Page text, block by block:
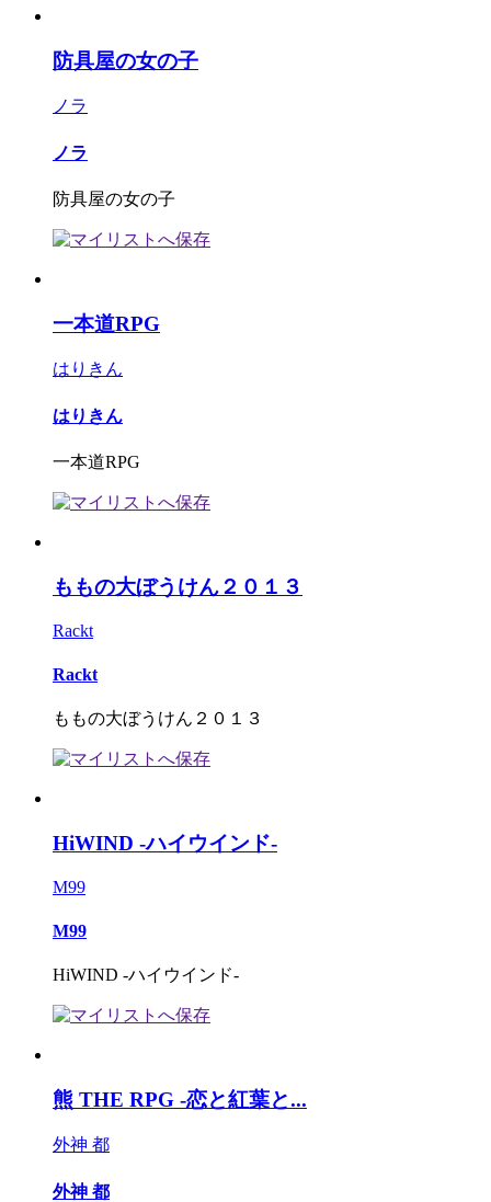
防具屋の女の子
ノラ
ノラ
防具屋の女の子
一本道RPG
はりきん
はりきん
一本道RPG
ももの大ぼうけん２０１３
Rackt
Rackt
ももの大ぼうけん２０１３
HiWIND -ハイウインド-
M99
M99
HiWIND -ハイウインド-
熊 THE RPG -恋と紅葉と...
外神 都
外神 都